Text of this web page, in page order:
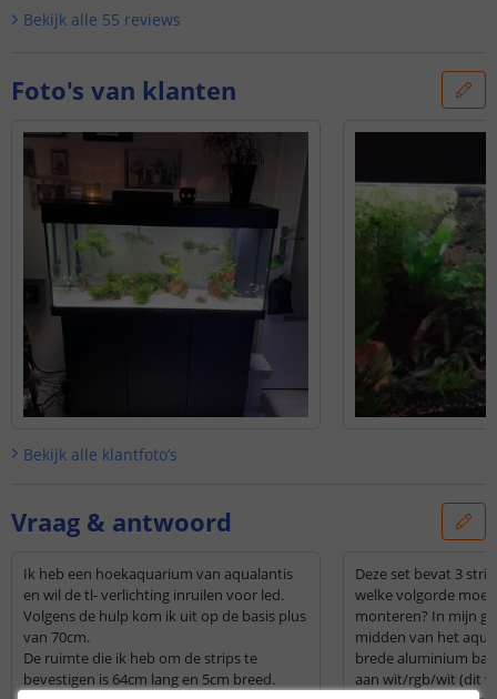
Bekijk alle 55 reviews
Foto's van klanten
Bekijk alle klantfoto’s
Vraag & antwoord
Ik heb een hoekaquarium van aqualantis
en wil de tl- verlichting inruilen voor led.
Volgens de hulp kom ik uit op de basis plus
van 70cm.
De ruimte die ik heb om de strips te
bevestigen is 64cm lang en 5cm breed.
Deze set bevat 3
welke volgorde moet
monteren? In mijn
midden van het aquarium op
brede aluminium
aan wit/rgb/wit (dit